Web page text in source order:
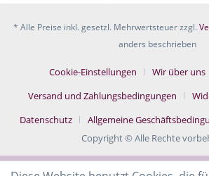
* Alle Preise inkl. gesetzl. Mehrwertsteuer zzgl.
anders beschrieben
Cookie-Einstellungen Wir über uns
Versand und Zahlungsbedingungen
Datenschutz
Allgemeine
Copyright © Alle Rechte